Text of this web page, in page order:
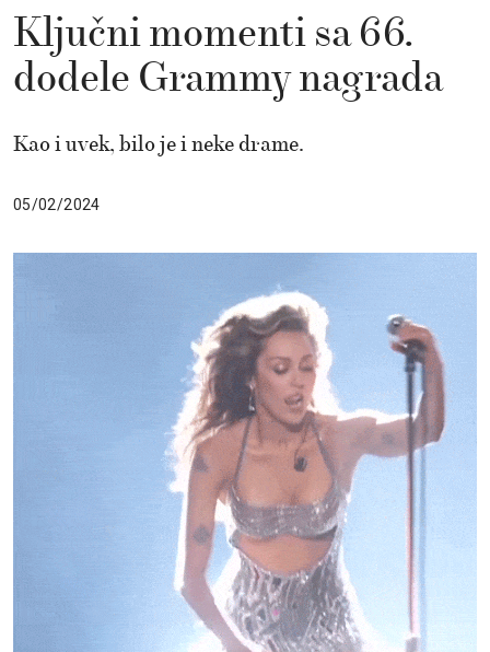
Ključni momenti sa 66.
dodele Grammy nagrada
Kao i uvek, bilo je i neke drame.
05/02/2024